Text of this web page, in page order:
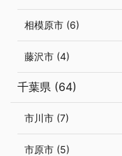
相模原市 (6)
藤沢市 (4)
千葉県 (64)
市川市 (7)
市原市 (5)